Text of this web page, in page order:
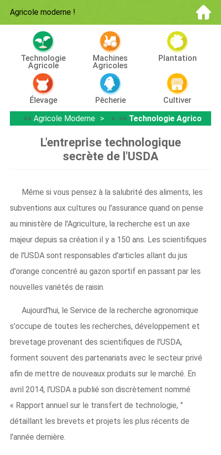
Agricole moderne !
Technologie
Agricole
Machines
Agricoles
Plantation
Élevage Pêcherie
Cultiver
>> Agricole Moderne > >> Technologie Agricole
L'entreprise technologique
secrète de l'USDA
Même si vous pensez à la salubrité des aliments, les
subventions aux cultures ou l'assurance quand on pense
au ministère de l'Agriculture, la recherche est un axe
majeur depuis sa création il y a 150 ans. Les scientifiques
de l'USDA sont responsables d'articles allant du jus
d'orange concentré au gazon sportif en passant par les
nouvelles variétés de raisin.
Aujourd'hui, le Service de la recherche agronomique
s'occupe de toutes les recherches, développement et
brevetage provenant des scientifiques de l'USDA,
forment souvent des partenariats avec le secteur privé
afin de mettre de nouveaux produits sur le marché. En
avril 2014, l'USDA a publié son discrètement nommé
« Rapport annuel sur le transfert de technologie, ”
détaillant les brevets et projets les plus récents de
l'année dernière.